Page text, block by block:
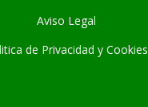
Aviso Legal
de Privacidad y Cookies